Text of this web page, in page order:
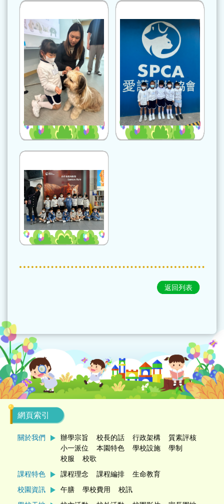
返回列表
網頁索引
關於我們 辦學宗旨 校長的話 行政架構
質素評核
小一派位
本園特色 學校設施
學制
校服
校歌
課程特色
課程理念 課程編排
生命教育
校園資訊
午膳 學校費用
校訊